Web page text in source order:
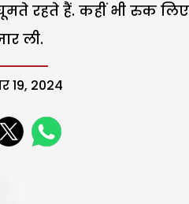
रहते हैं. कहीं भी रुक लिए
ली.
19, 2024